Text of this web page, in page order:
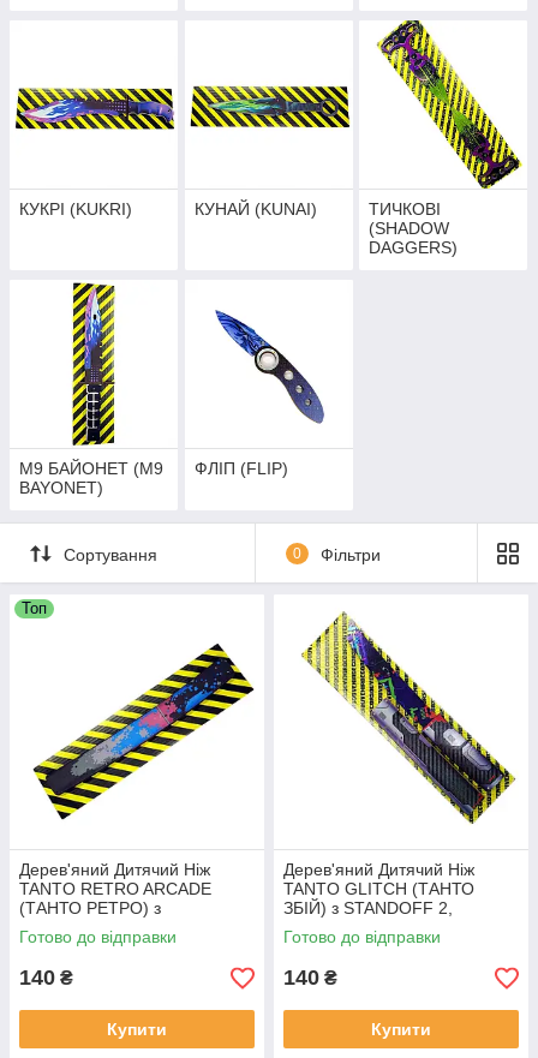
КУКРІ (KUKRI) КУНАЙ (KUNAI)
ТИЧКОВІ
(SHADOW
DAGGERS)
М9 БАЙОНЕТ (M9
BAYONET)
ФЛІП (FLIP)
Сортування 0 Фільтри
Топ
Дерев'яний Дитячий Ніж
TANTO RETRO ARCADE
(ТАНТО РЕТРО) з
STANDOFF 2, іграшкова
зброя
Готово до відправки
140 ₴
Купити
Дерев'яний Дитячий Ніж
TANTO GLITCH (ТАНТО
ЗБІЙ) з STANDOFF 2,
іграшкова зброя
Готово до відправки
140 ₴
Купити